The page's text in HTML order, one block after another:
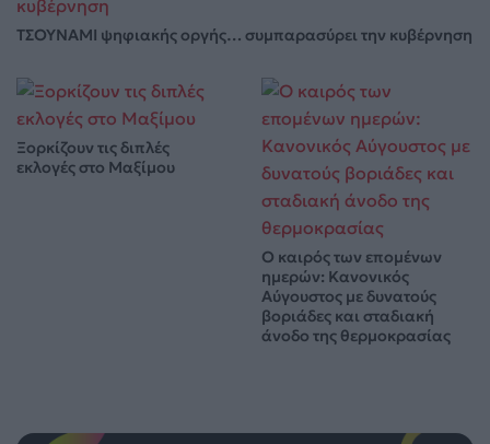
ΤΣΟΥΝΑΜΙ ψηφιακής οργής… συμπαρασύρει την κυβέρνηση
Ξορκίζουν τις διπλές
εκλογές στο Μαξίμου
Ο καιρός των επομένων
ημερών: Κανονικός
Αύγουστος με δυνατούς
βοριάδες και σταδιακή
άνοδο της θερμοκρασίας